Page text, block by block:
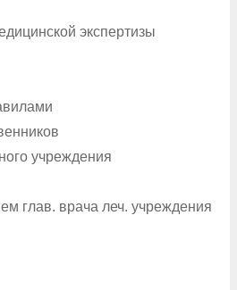
экспертизы
учреждения
глав. врача леч. учреждения